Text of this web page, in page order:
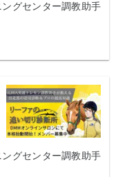
グセンター調教助手
グセンター調教助手